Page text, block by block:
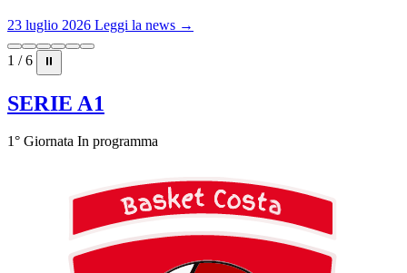
23 luglio 2026 Leggi la news →
1 / 6 ⏸
SERIE A1
1° Giornata In programma